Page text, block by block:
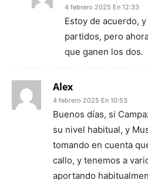
4 febrero 2025 En 12:33
Estoy de acuerdo,
partidos, pero
que ganen los dos.
Alex
4 febrero 2025 En 10:53
Buenos días, si
su nivel habitual, y
tomando en cuenta
callo, y tenemos a
aportando